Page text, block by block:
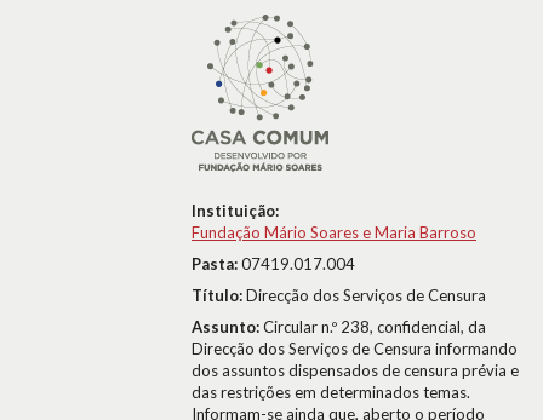
Instituição:
Fundação Mário Soares e Maria Barroso
Pasta:07419.017.004
Título:Direcção dos Serviços de Censura
Assunto:Circular n.º 238, confidencial, da
Direcção dos Serviços de Censura informando
dos assuntos dispensados de censura prévia e
das restrições em determinados temas.
Informam-se ainda que, aberto o período